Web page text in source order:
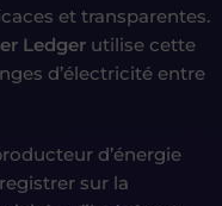
et transparentes.
Ledger utilise cette
d’électricité entre
d’énergie
sur la